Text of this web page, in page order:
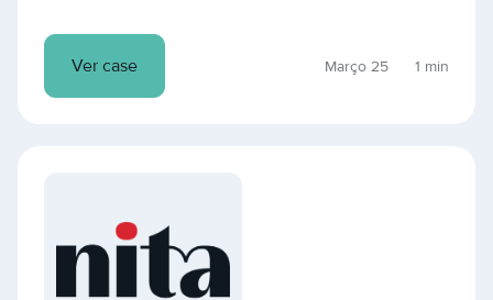
line do mundo
Ver case Março 25 1 min